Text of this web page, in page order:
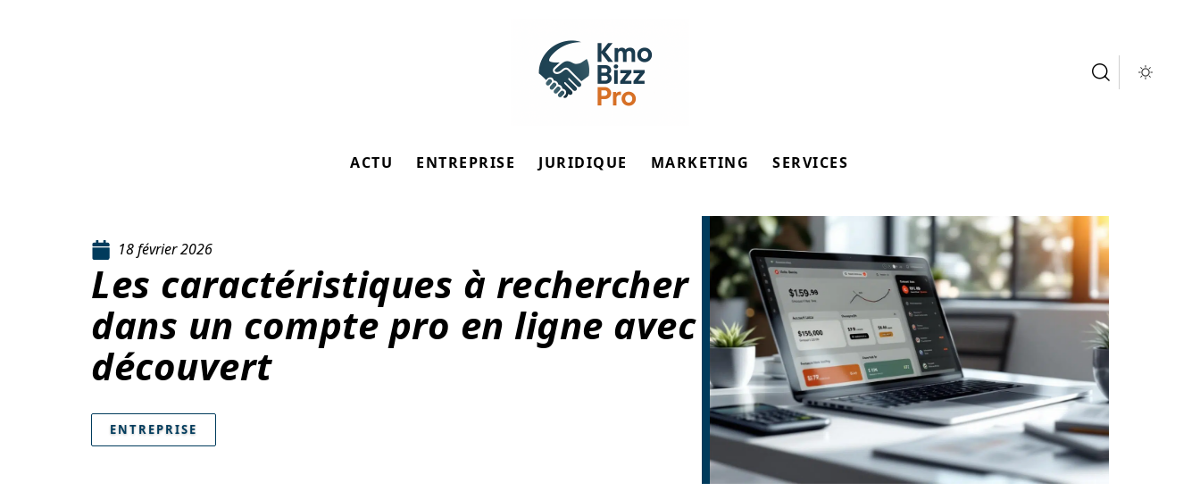
ACTU ENTREPRISE JURIDIQUE MARKETING SERVICES
18 février 2026
Les caractéristiques à rechercher
dans un compte pro en ligne avec
découvert
ENTREPRISE